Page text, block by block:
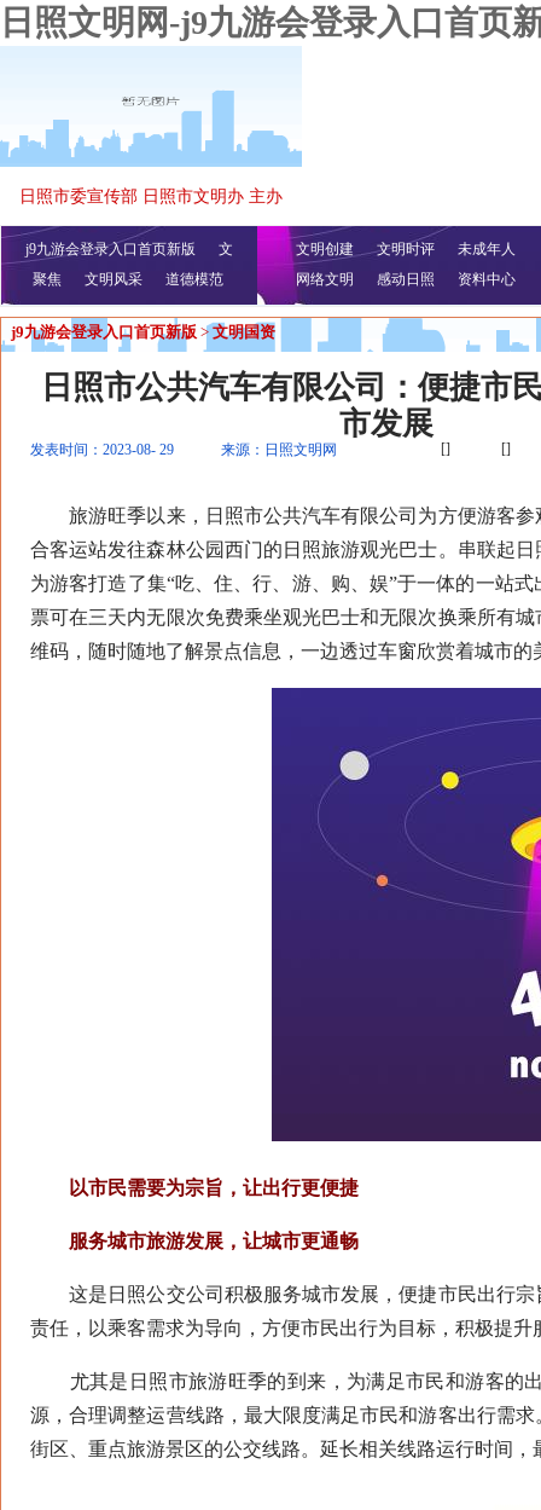
日照文明网-j9九游会登录入口首页
日照市委宣传部 日照市文明办 主办
j9九游会登录入口首页新版
文
明播报
公益视频
聚焦 文明风采 道德模范
文明创建 文明时评
未成年人
网络文明
感动日照 资料中心
j9九游会登录入口首页新版 > 文明国资
日照市公共汽车有限公司：便捷市
市发展
发表时间：2023-08- 29 来源：日照文明网 [] []
旅游旺季以来，日照市公共汽车有限公司为方便游客参
合客运站发往森林公园西门的日照旅游观光巴士。串联起
为游客打造了集“吃、住、行、游、购、娱”于一体的一站
票可在三天内无限次免费乘坐观光巴士和无限次换乘所有
维码，随时随地了解景点信息，一边透过车窗欣赏着城市
以市民需要为宗旨，让出行更便捷
服务城市旅游发展，让城市更通畅
这是日照公交公司积极服务城市发展，便捷市民出行宗
责任，以乘客需求为导向，方便市民出行为目标，积极提
尤其是日照市旅游旺季的到来，为满足市民和游客的
源，合理调整运营线路，最大限度满足市民和游客出行需
街区、重点旅游景区的公交线路。延长相关线路运行时间